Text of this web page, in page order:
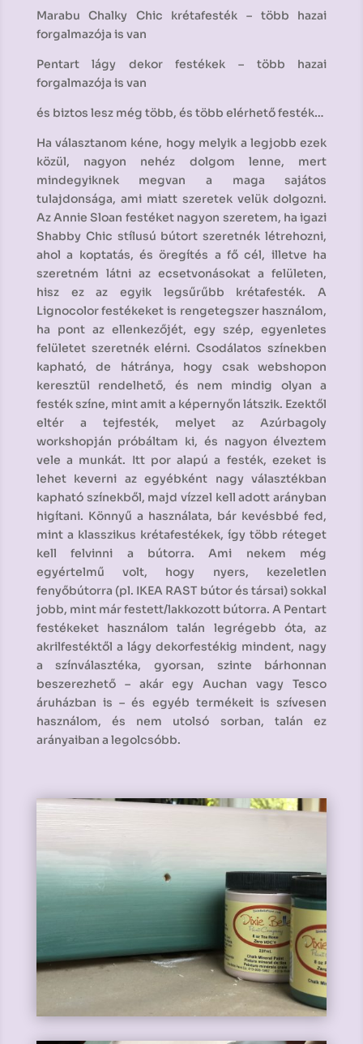
Marabu Chalky Chic krétafesték – több hazai
forgalmazója is van
Pentart lágy dekor festékek – több hazai
forgalmazója is van
és biztos lesz még több, és több elérhető festék…
Ha választanom kéne, hogy melyik a legjobb ezek
közül, nagyon nehéz dolgom lenne, mert
mindegyiknek megvan a maga sajátos
tulajdonsága, ami miatt szeretek velük dolgozni.
Az Annie Sloan festéket nagyon szeretem, ha igazi
Shabby Chic stílusú bútort szeretnék létrehozni,
ahol a koptatás, és öregítés a fő cél, illetve ha
szeretném látni az ecsetvonásokat a felületen,
hisz ez az egyik legsűrűbb krétafesték. A
Lignocolor festékeket is rengetegszer használom,
ha pont az ellenkezőjét, egy szép, egyenletes
felületet szeretnék elérni. Csodálatos színekben
kapható, de hátránya, hogy csak webshopon
keresztül rendelhető, és nem mindig olyan a
festék színe, mint amit a képernyőn látszik. Ezektől
eltér a tejfesték, melyet az Azúrbagoly
workshopján próbáltam ki, és nagyon élveztem
vele a munkát. Itt por alapú a festék, ezeket is
lehet keverni az egyébként nagy választékban
kapható színekből, majd vízzel kell adott arányban
higítani. Könnyű a használata, bár kevésbbé fed,
mint a klasszikus krétafestékek, így több réteget
kell felvinni a bútorra. Ami nekem még
egyértelmű volt, hogy nyers, kezeletlen
fenyőbútorra (pl. IKEA RAST bútor és társai) sokkal
jobb, mint már festett/lakkozott bútorra. A Pentart
festékeket használom talán legrégebb óta, az
akrilfestéktől a lágy dekorfestékig mindent, nagy
a színválasztéka, gyorsan, szinte bárhonnan
beszerezhető – akár egy Auchan vagy Tesco
áruházban is – és egyéb termékeit is szívesen
használom, és nem utolsó sorban, talán ez
arányaiban a legolcsóbb.